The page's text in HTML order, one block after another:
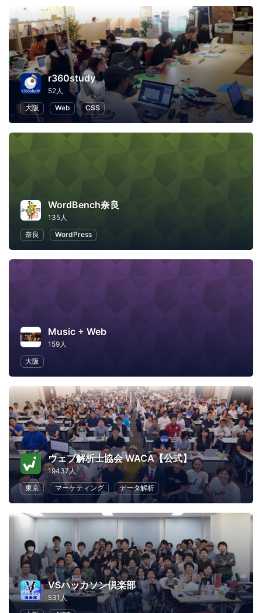
r360study
52人
大阪
Web CSS
WordBench奈良
135人
奈良
WordPress
Music + Web
159人
大阪
ウェブ解析士協会 WACA【公式】
19437人
東京
マーケティング データ解析
VSハッカソン倶楽部
531人